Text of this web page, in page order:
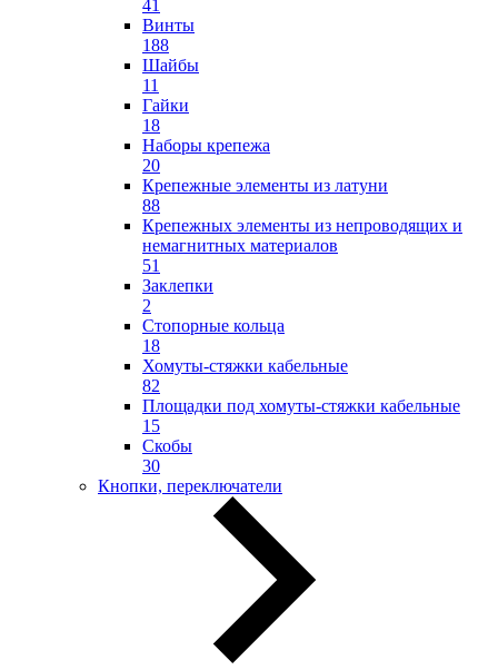
41
Винты
188
Шайбы
11
Гайки
18
Наборы крепежа
20
Крепежные элементы из латуни
88
Крепежных элементы из непроводящих и
немагнитных материалов
51
Заклепки
2
Стопорные кольца
18
Хомуты-стяжки кабельные
82
Площадки под хомуты-стяжки кабельные
15
Скобы
30
Кнопки, переключатели